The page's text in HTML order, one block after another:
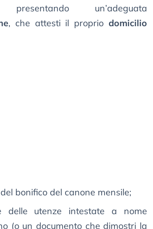
un’adeguata
, che attesti il proprio domicilio
bonifico del canone mensile;
delle utenze intestate a nome
(o un documento che dimostri la